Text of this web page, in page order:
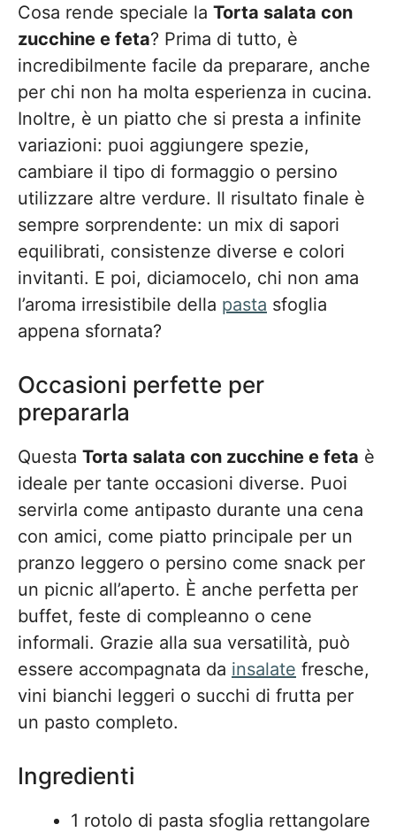
Cosa rende speciale la Torta salata con
zucchine e feta? Prima di tutto, è
incredibilmente facile da preparare, anche
per chi non ha molta esperienza in cucina.
Inoltre, è un piatto che si presta a infinite
variazioni: puoi aggiungere spezie,
cambiare il tipo di formaggio o persino
utilizzare altre verdure. Il risultato finale è
sempre sorprendente: un mix di sapori
equilibrati, consistenze diverse e colori
invitanti. E poi, diciamocelo, chi non ama
l’aroma irresistibile della pasta sfoglia
appena sfornata?
Occasioni perfette per
prepararla
Questa Torta salata con zucchine e feta è
ideale per tante occasioni diverse. Puoi
servirla come antipasto durante una cena
con amici, come piatto principale per un
pranzo leggero o persino come snack per
un picnic all’aperto. È anche perfetta per
buffet, feste di compleanno o cene
informali. Grazie alla sua versatilità, può
essere accompagnata da insalate fresche,
vini bianchi leggeri o succhi di frutta per
un pasto completo.
Ingredienti
1 rotolo di pasta sfoglia rettangolare